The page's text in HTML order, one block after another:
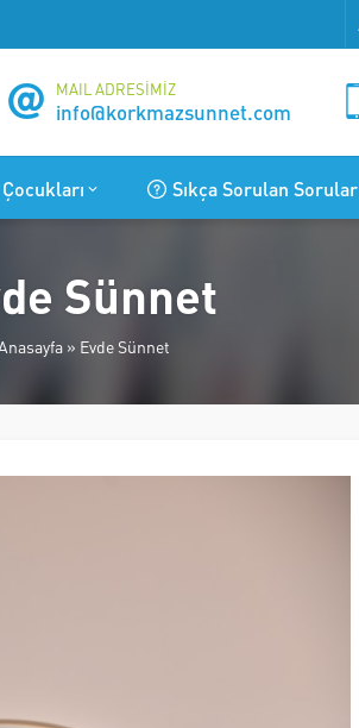
MAIL ADRESİMİZ
info@korkmazsunnet.com
Sıkça Sorulan Sorular
Sünnet
» Evde Sünnet